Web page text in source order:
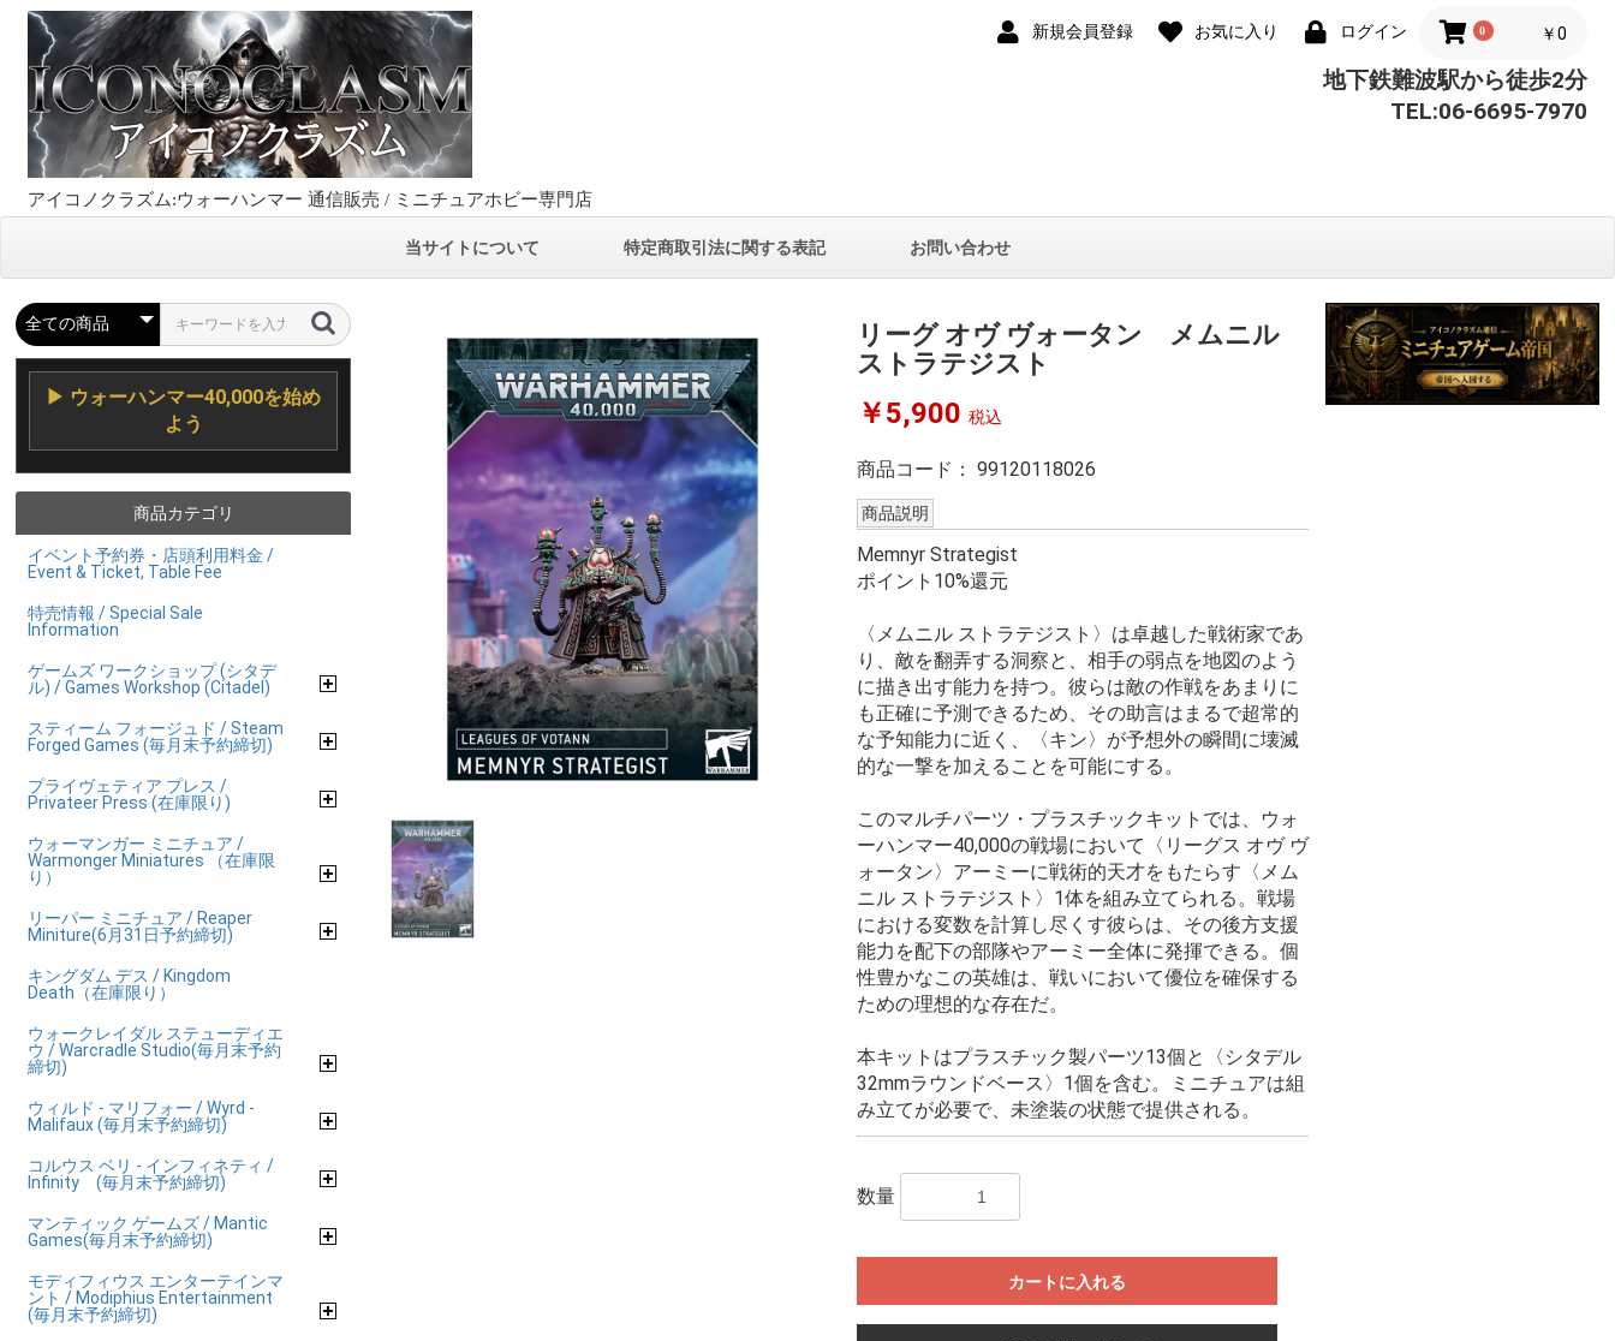
新規会員登録 お気に入り ログイン 0 ￥0
アイコノクラズム:ウォーハンマー 通信販売 / ミニチュアホビー専門店
地下鉄難波駅から徒歩2分
TEL:06-6695-7970
当サイトについて 特定商取引法に関する表記 お問い合わせ
▶ ウォーハンマー40,000を始め
よう
商品カテゴリ
イベント予約券・店頭利用料金 /
Event & Ticket, Table Fee
特売情報 / Special Sale
Information
ゲームズ ワークショップ (シタデ
ル) / Games Workshop (Citadel)
スティーム フォージュド / Steam
Forged Games (毎月末予約締切)
プライヴェティア プレス /
Privateer Press (在庫限り)
ウォーマンガー ミニチュア /
Warmonger Miniatures （在庫限
り）
リーパー ミニチュア / Reaper
Miniture(6月31日予約締切)
キングダム デス / Kingdom
Death（在庫限り）
ウォークレイダル ステューディエ
ウ / Warcradle Studio(毎月末予約
締切)
ウィルド - マリフォー / Wyrd -
Malifaux (毎月末予約締切)
コルウス ベリ - インフィネティ /
Infinity (毎月末予約締切)
マンティック ゲームズ / Mantic
Games(毎月末予約締切)
モディフィウス エンターテインマ
ント / Modiphius Entertainment
(毎月末予約締切)
リーグ オヴ ヴォータン メムニル
ストラテジスト
￥5,900 税込
商品コード：99120118026
商品説明
Memnyr Strategist
ポイント10%還元
〈メムニル ストラテジスト〉は卓越した戦術家であ
り、敵を翻弄する洞察と、相手の弱点を地図のよう
に描き出す能力を持つ。彼らは敵の作戦をあまりに
も正確に予測できるため、その助言はまるで超常的
な予知能力に近く、〈キン〉が予想外の瞬間に壊滅
的な一撃を加えることを可能にする。
このマルチパーツ・プラスチックキットでは、ウォ
ーハンマー40,000の戦場において〈リーグス オヴ ヴ
ォータン〉アーミーに戦術的天才をもたらす〈メム
ニル ストラテジスト〉1体を組み立てられる。戦場
における変数を計算し尽くす彼らは、その後方支援
能力を配下の部隊やアーミー全体に発揮できる。個
性豊かなこの英雄は、戦いにおいて優位を確保する
ための理想的な存在だ。
本キットはプラスチック製パーツ13個と〈シタデル
32mmラウンドベース〉1個を含む。ミニチュアは組
み立てが必要で、未塗装の状態で提供される。
数量
カートに入れる